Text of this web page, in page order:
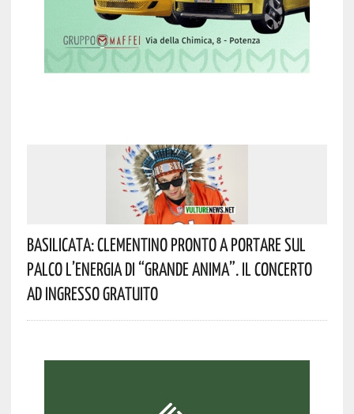
Basilicata: Clementino Pronto A Portare Sul
Palco L’energia Di “Grande Anima”. Il Concerto
Ad Ingresso Gratuito